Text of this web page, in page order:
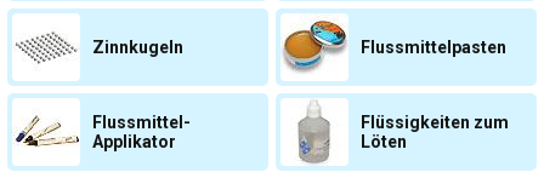
Zinnkugeln Flussmittelpasten
Flussmittel-
Applikator
Flüssigkeiten zum
Löten